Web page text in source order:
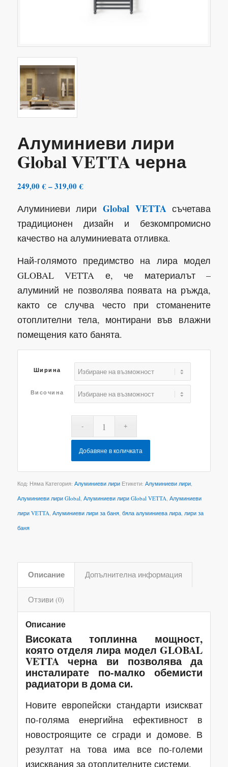
Алуминиеви лири
Global VETTA черна
249,00€ – 319,00€Price
249,00 €
through
Алуминиеви лири Global VETTA съчетава
традиционен дизайн и безкомпромисно
качество на алуминиевата отливка.
Най-голямото предимство на лира модел
GLOBAL VETTA е, че материалът –
алуминий не позволява появата на ръжда,
както се случва често при стоманените
отоплителни тела, монтирани във влажни
помещения като банята.
Ширина
Височина
Добавяне в количката
Код: Няма Категория: Алуминиеви лири Етикети: Алуминиеви лири,
Алуминиеви лири Global, Алуминиеви лири Global VETTA, Алуминиеви
лири VETTA, Алуминиеви лири за баня, бяла алуминиева лира, лири за
баня
Описание Допълнителна информация
Отзиви (0)
Описание
Високата топлинна мощност,
която отделя лира модел GLOBAL
VETTA черна ви позволява да
инсталирате по-малко обемисти
радиатори в дома си.
Новите европейски стандарти изискват
по-голяма енергийна ефективност в
новостроящите се сгради и домове. В
резултат на това има все по-големи
изисквания за отоплителните системи.